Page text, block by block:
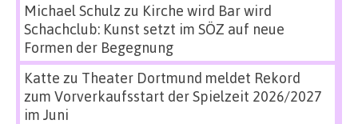
Michael Schulz zu Kirche wird Bar wird
Schachclub: Kunst setzt im SÖZ auf neue
Formen der Begegnung
Katte zu Theater Dortmund meldet Rekord
zum Vorverkaufsstart der Spielzeit 2026/2027
im Juni